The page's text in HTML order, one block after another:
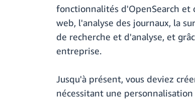
fonctionnalités d'OpenSearch et
web, l'analyse des journaux, la
de recherche et d'analyse, et
entreprise.
Jusqu'à présent, vous deviez
nécessitant une